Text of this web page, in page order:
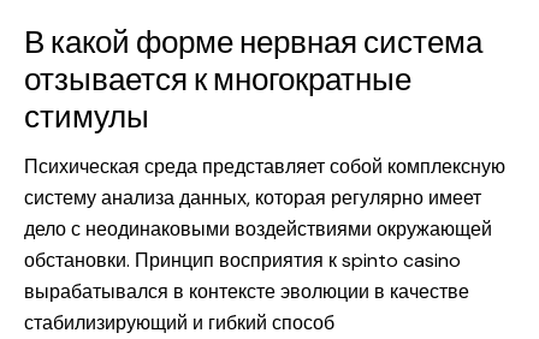
В какой форме нервная система
отзывается к многократные
стимулы
Психическая среда представляет собой комплексную
систему анализа данных, которая регулярно имеет
дело с неодинаковыми воздействиями окружающей
обстановки. Принцип восприятия кspinto casino
вырабатывался в контексте эволюции в качестве
стабилизирующий и гибкий способ